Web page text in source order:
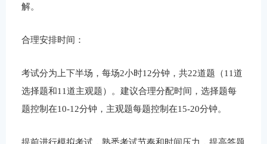
解。
合理安排时间：
考试分为上下半场，每场2小时12分钟，共22道题（11道
选择题和11道主观题）。建议合理分配时间，选择题每
题控制在10-12分钟，主观题每题控制在15-20分钟。
提前进行模拟考试，熟悉考试节奏和时间压力，提高答题